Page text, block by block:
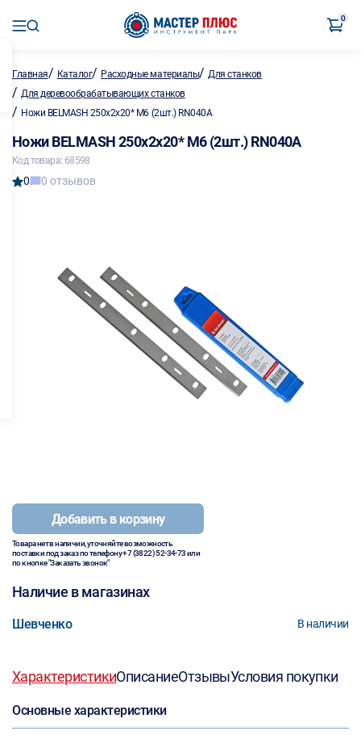
0
Главная/ Каталог/ Расходные материалы/Для станков
/ Для деревообрабатывающих станков
/ Ножи BELMASH 250х2х20* М6 (2шт.) RN040A
Ножи BELMASH 250х2х20* М6 (2шт.) RN040A
Код товара: 68598
0 0 отзывов
Добавить в корзину
Товара нет в наличии, уточняйте возможность
поставки под заказ по телефону+7 (3822) 52-34-73или
по кнопке "Заказать звонок"
Наличие в магазинах
Шевченко В наличии
ХарактеристикиОписаниеОтзывыУсловия покупки
Основные характеристики